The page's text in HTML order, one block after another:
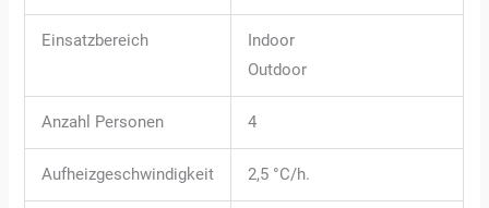
Einsatzbereich
Indoor
Outdoor
Anzahl Personen 4
Aufheizgeschwindigkeit 2,5 °C/h.